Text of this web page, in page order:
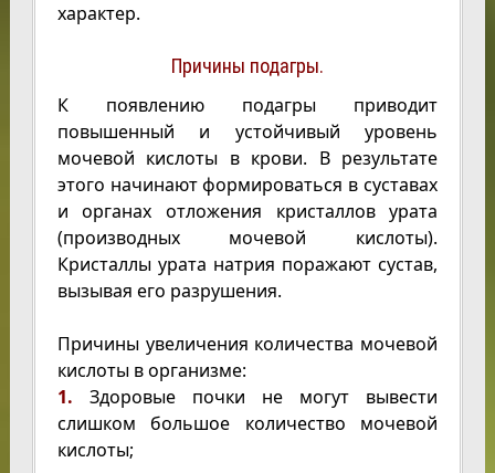
характер.
Причины подагры.
К появлению подагры приводит
повышенный и устойчивый уровень
мочевой кислоты в крови. В результате
этого начинают формироваться в суставах
и органах отложения кристаллов урата
(производных мочевой кислоты).
Кристаллы урата натрия поражают сустав,
вызывая его разрушения.
Причины увеличения количества мочевой
кислоты в организме:
1.
Здоровые почки не могут вывести
слишком большое количество мочевой
кислоты;